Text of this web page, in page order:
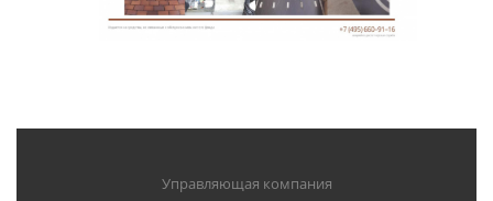
Управляющая компания